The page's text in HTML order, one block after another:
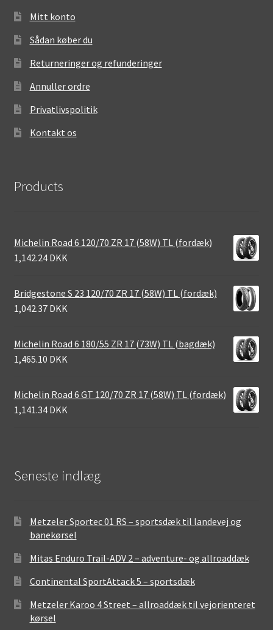
Mitt konto
Sådan køber du
Returneringer og refunderinger
Annuller ordre
Privatlivspolitik
Kontakt os
Products
Michelin Road 6 120/70 ZR 17 (58W) TL (fordæk)
1,142.24 DKK
Bridgestone S 23 120/70 ZR 17 (58W) TL (fordæk)
1,042.37 DKK
Michelin Road 6 180/55 ZR 17 (73W) TL (bagdæk)
1,465.10 DKK
Michelin Road 6 GT 120/70 ZR 17 (58W) TL (fordæk)
1,141.34 DKK
Seneste indlæg
Metzeler Sportec 01 RS – sportsdæk til landevej og
banekørsel
Mitas Enduro Trail-ADV 2 – adventure- og allroaddæk
Continental SportAttack 5 – sportsdæk
Metzeler Karoo 4 Street – allroaddæk til vejorienteret
kørsel